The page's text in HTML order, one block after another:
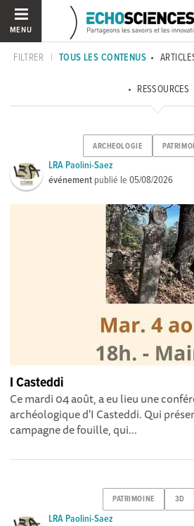
MENU
FILTRER | TOUS LES CONTENUS
RESSOURCES
ARCHEOLOGIE
LRA Paolini-Saez
événement publié le05/08/2026
I Casteddi
Ce mardi 04 août, a eu lieu une
archéologique d'I Casteddi. Qui
campagne de fouille, qui...
PATRIMOINE 3D
LRA Paolini-Saez